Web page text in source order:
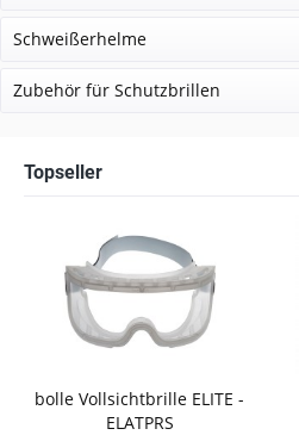
Schweißerhelme
Zubehör für Schutzbrillen
Topseller
bolle Vollsichtbrille ELITE -
ELATPRS